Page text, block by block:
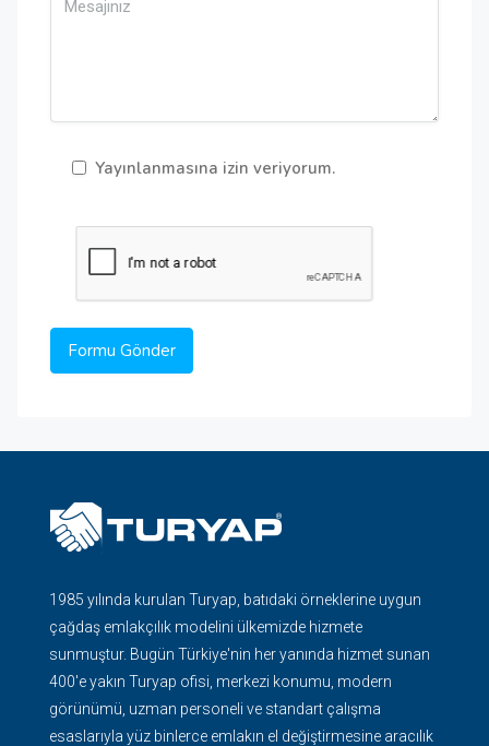
Yayınlanmasına izin veriyorum.
1985 yılında kurulan Turyap, batıdaki örneklerine uygun
çağdaş emlakçılık modelini ülkemizde hizmete
sunmuştur. Bugün Türkiye'nin her yanında hizmet sunan
400'e yakın Turyap ofisi, merkezi konumu, modern
görünümü, uzman personeli ve standart çalışma
esaslarıyla yüz binlerce emlakın el değiştirmesine aracılık